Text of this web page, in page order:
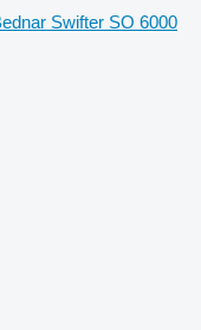
Swifter SO 6000